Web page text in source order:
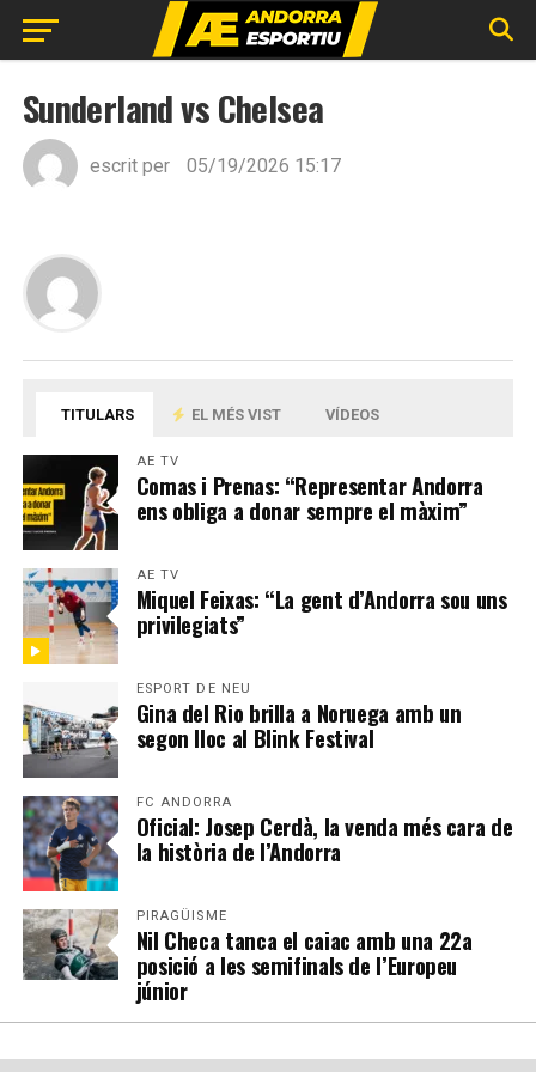
Sunderland vs Chelsea
escrit per 05/19/2026 15:17
TITULARS EL MÉS VIST VÍDEOS
AE TV
Comas i Prenas: “Representar Andorra
ens obliga a donar sempre el màxim”
AE TV
Miquel Feixas: “La gent d’Andorra sou uns
privilegiats”
ESPORT DE NEU
Gina del Rio brilla a Noruega amb un
segon lloc al Blink Festival
FC ANDORRA
Oficial: Josep Cerdà, la venda més cara de
la història de l’Andorra
PIRAGÜISME
Nil Checa tanca el caiac amb una 22a
posició a les semifinals de l’Europeu
júnior